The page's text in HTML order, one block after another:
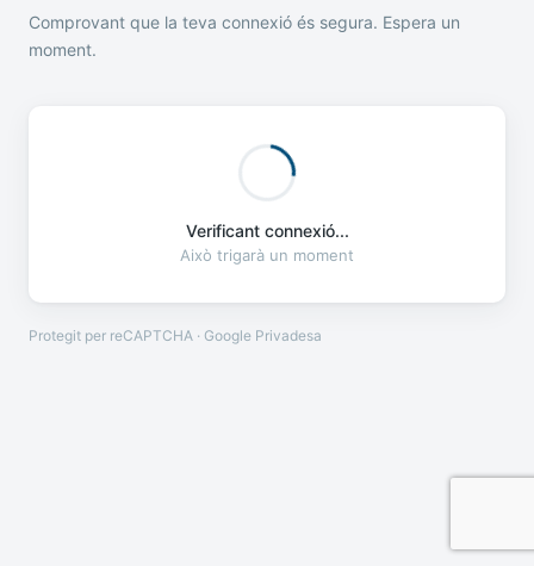
Comprovant que la teva connexió és segura. Espera un
moment.
Verificant connexió...
Això trigarà un moment
Protegit per reCAPTCHA · Google Privadesa